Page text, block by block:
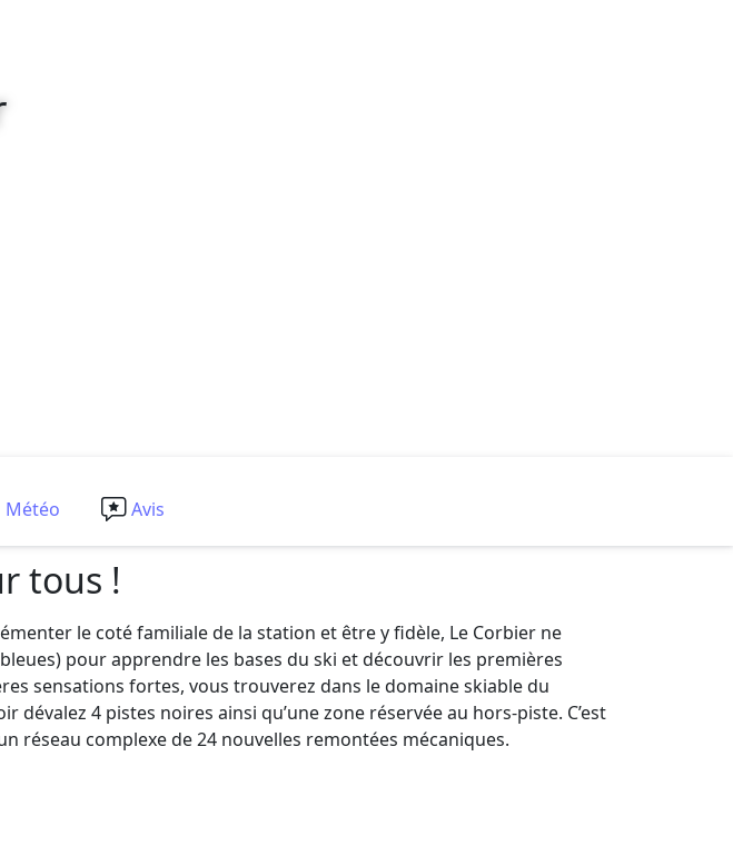
Météo Avis
tous !
le coté familiale de la station et être y fidèle, Le Corbier ne
pour apprendre les bases du ski et découvrir les premières
sensations fortes, vous trouverez dans le domaine skiable du
4 pistes noires ainsi qu’une zone réservée au hors-piste. C’est
réseau complexe de 24 nouvelles remontées mécaniques.